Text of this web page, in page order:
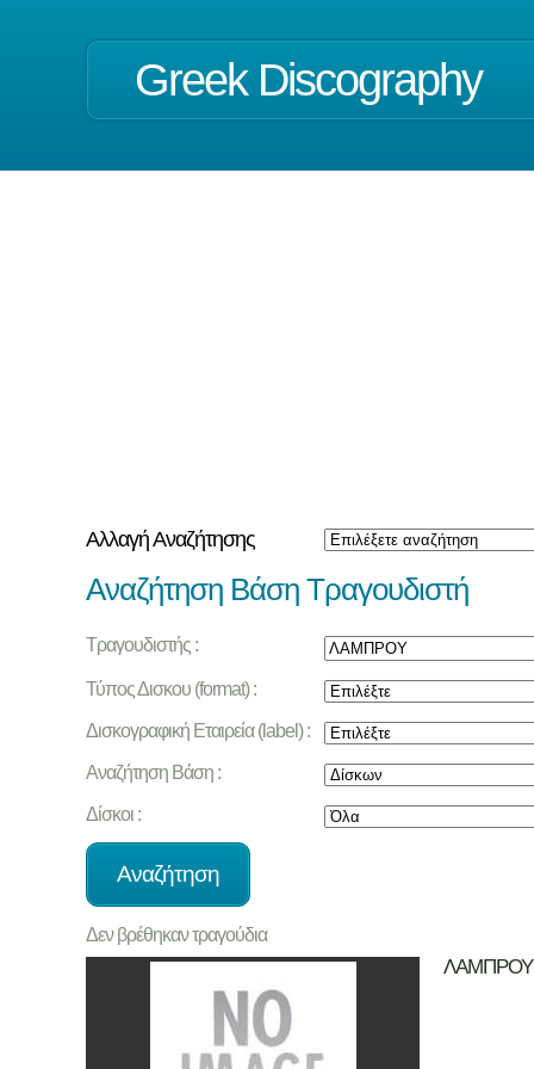
Greek Discography
Αλλαγή Αναζήτησης
Αναζήτηση Βάση Τραγουδιστή
Τραγουδιστής :
Τύπος Δισκου (format) :
Δισκογραφική Εταιρεία (label) :
Αναζήτηση Βάση :
Δίσκοι :
Δεν βρέθηκαν τραγούδια
ΛΑΜΠΡΟΥ